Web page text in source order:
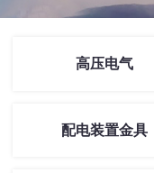
高压电气
配电装置金具